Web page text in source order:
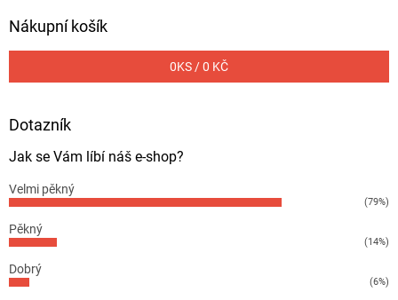
Nákupní košík
0KS /0 KČ
Dotazník
Jak se Vám líbí náš e-shop?
Velmi pěkný
(79%)
Pěkný
(14%)
Dobrý
(6%)